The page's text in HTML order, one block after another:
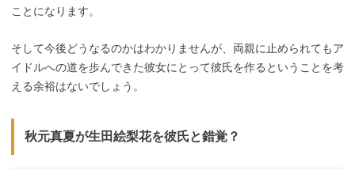
ことになります。
そして今後どうなるのかはわかりませんが、両親に止められてもア
イドルへの道を歩んできた彼女にとって彼氏を作るということを考
える余裕はないでしょう。
秋元真夏が生田絵梨花を彼氏と錯覚？